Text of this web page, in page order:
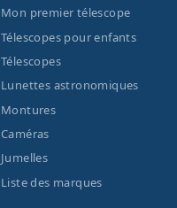
Mon premier télescope
Télescopes pour enfants
Télescopes
Lunettes astronomiques
Montures
Caméras
Jumelles
Liste des marques